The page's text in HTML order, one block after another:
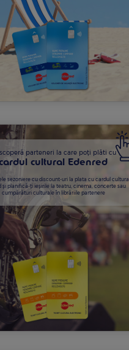
parteneri la care poți plăti cu
cultural Edenred
sezoniere cu discount-uri la plata cu cardul cultural
și planifică-ți ieșirile la teatru, cinema, concerte sau
cumpărături culturale în librăriile partenere